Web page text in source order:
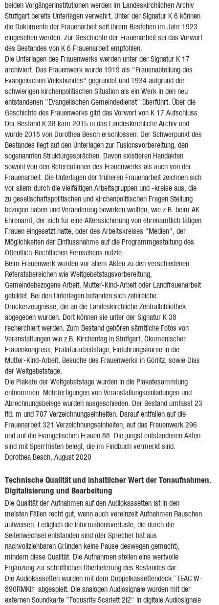
beiden Vorgängerinstitutionen werden im Landeskirchlichen Archiv
Stuttgart bereits Unterlagen verwahrt. Unter der Signatur K 6 können
die Dokumente der Frauenarbeit seit ihrem Bestehen im Jahr 1923
eingesehen werden. Zur Geschichte der Frauenarbeit sei das Vorwort
des Bestandes von K 6 Frauenarbeit empfohlen.
Die Unterlagen des Frauenwerks werden unter der Signatur K 17
archiviert. Das Frauenwerk wurde 1919 als "Frauenabteilung des
Evangelischen Volksbundes" gegründet und 1934 aufgrund der
schwierigen kirchenpolitischen Situation als ein Werk in den neu
entstandenen "Evangelischen Gemeindedienst" überführt. Über die
Geschichte des Frauenwerks gibt das Vorwort von K 17 Aufschluss.
Der Bestand K 38 kam 2015 in das Landeskirchliche Archiv und
wurde 2018 von Dorothea Besch erschlossen. Der Schwerpunkt des
Bestandes liegt auf den Unterlagen zur Fusionsvorbereitung, den
sogenannten Strukturgesprächen. Davon existieren Handakten
sowohl von den Referentinnen des Frauenwerks als auch von der
Frauenarbeit. Die Unterlagen der früheren Frauenarbeit zeichnen sich
vor allem durch die vielfältigen Arbeitsgruppen und -kreise aus, die
zu gesellschaftspolitischen und kirchenpolitischen Fragen Stellung
bezogen haben und Veränderung bewirken wollten, wie z.B. beim AK
Ehrenamt, der sich für eine Alterssicherung von ehrenamtlich tätigen
Frauen eingesetzt hatte, oder des Arbeitskreises "Medien", der
Möglichkeiten der Einflussnahme auf die Programmgestaltung des
Öffentlich-Rechtlichen Fernsehens nutzte.
Beim Frauenwerk wurden vor allem Akten zu den verschiedenen
Referatsbereichen wie Weltgebetstagsvorbereitung,
Gemeindebezogene Arbeit, Mutter-Kind-Arbeit oder Landfrauenarbeit
gebildet. Bei den Unterlagen befanden sich zahlreiche
Druckerzeugnisse, die an die Landeskirchliche Zentralbibliothek
abgegeben wurden. Dort können sie unter der Signatur K 38
recherchiert werden. Zum Bestand gehören sämtliche Fotos von
Veranstaltungen wie z.B. Kirchentag in Stuttgart, Ökumenischer
Frauenkongress, Prälaturarbeitstage, Einführungskurse in die
Mutter-Kind-Arbeit, Besuche des Frauenwerks in Görlitz, sowie Dias
der Weltgebetstage.
Die Plakate der Weltgebetstage wurden in die Plakatesammlung
entnommen. Mehrfertigungen von Veranstaltungseinladungen und
Abrechnungsbelege wurden ausgeschieden. Der Bestand umfasst 23
lfd. m und 707 Verzeichnungseinheiten. Darauf entfallen auf die
Frauenarbeit 321 Verzeichnungseinheiten, auf das Frauenwerk 296
und auf die Evangelischen Frauen 88. Die jüngst entstandenen Akten
sind mit Sperrfristen belegt, die im Findbuch vermerkt sind.
Dorothea Besch, August 2020
Technische Qualität und inhaltlicher Wert der Tonaufnahmen.
Digitalisierung und Bearbeitung
Die Qualität der Aufnahmen auf den Audiokassetten ist in den
meisten Fällen recht gut, wenn auch vereinzelt Aufnahmen Rauschen
aufweisen. Lediglich die Informationsverluste, die durch die
Seitenwechsel entstanden sind (der Sprecher hat aus
nachvollziehbaren Gründen keine Pause deswegen gemacht),
mindern diese Qualität. Die Aufnahmen stellen eine wertvolle
Ergänzung zur schriftlichen Überlieferung des Bestandes dar.
Die Audiokassetten wurden mit dem Doppelkassettendeck ”TEAC W-
890RMKII“ abgespielt. Die analogen Audiosignale wurden mit der
externen Soundkarte ”Focusrite Scarlett 2i2“ in digitale Audiosignale